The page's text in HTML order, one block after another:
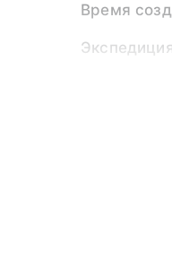
Время
Экспедиция